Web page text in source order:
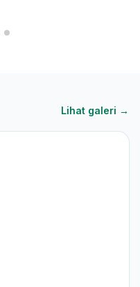
Lihat galeri →